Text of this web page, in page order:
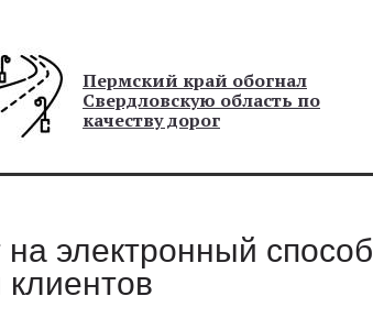
Пермский край обогнал
Свердловскую область по
качеству дорог
электронный способ
клиентов